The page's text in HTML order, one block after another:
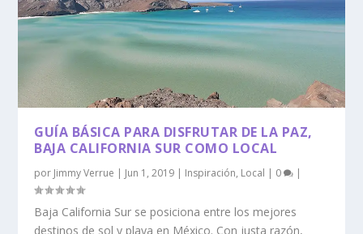
GUÍA BÁSICA PARA DISFRUTAR DE LA PAZ,
BAJA CALIFORNIA SUR COMO LOCAL
por Jimmy Verrue | Jun 1, 2019 | Inspiración, Local | 0 |
Baja California Sur se posiciona entre los mejores
destinos de sol y playa en México. Con justa razón,